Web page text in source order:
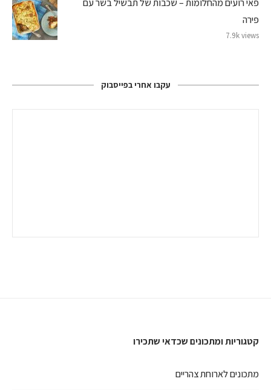
פאי רועים מהחלומות – שכבות של תבשיל בשר עם
פירה
7.9k views
עקבו אחרי בפייסבוק
קטגוריות ומתכונים שכדאי שתכירו
מתכונים לארוחת צהריים